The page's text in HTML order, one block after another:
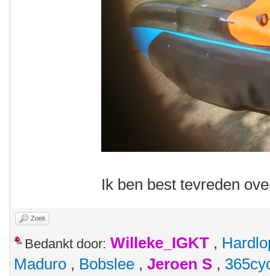
Ik ben best tevreden
Zoek
Bedankt door: Willeke_IGKT ,
Maduro , Bobslee , Jeroen S ,